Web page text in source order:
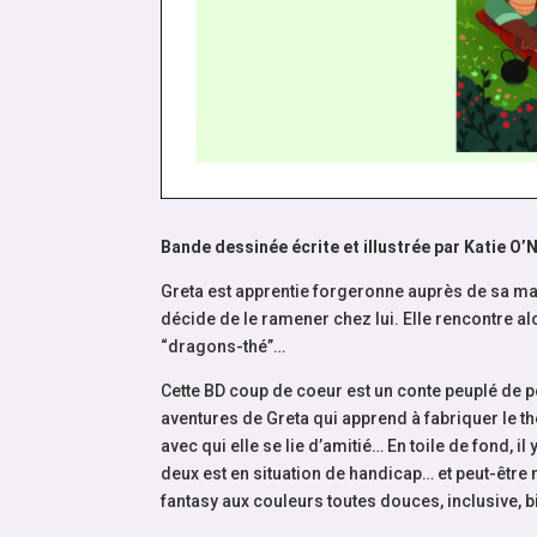
Bande dessinée écrite et illustrée par Katie
Greta est apprentie forgeronne auprès de sa
décide de le ramener chez lui. Elle rencontre
“dragons-thé”…
Cette BD coup de coeur est un conte peuplé
aventures de Greta qui apprend à fabriquer le
avec qui elle se lie d’amitié… En toile de fond, il
deux est en situation de handicap… et peut-être
fantasy aux couleurs toutes douces, inclusive,